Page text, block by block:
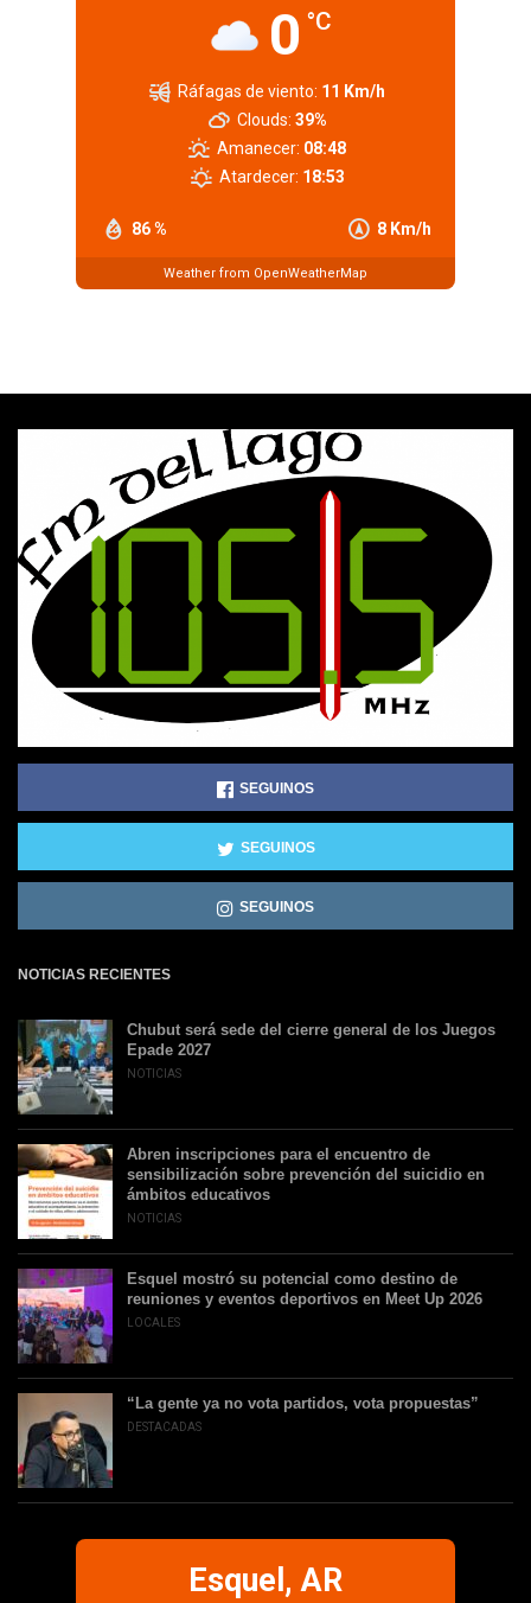
0 °C
86 % 8 Km/h
Ráfagas de viento: 11 Km/h
Clouds: 39%
Amanecer: 08:48
Atardecer: 18:53
Weather from OpenWeatherMap
SEGUINOS
SEGUINOS
SEGUINOS
NOTICIAS RECIENTES
Chubut será sede del cierre general de los Juegos
Epade 2027
NOTICIAS
Abren inscripciones para el encuentro de
sensibilización sobre prevención del suicidio en
ámbitos educativos
NOTICIAS
Esquel mostró su potencial como destino de
reuniones y eventos deportivos en Meet Up 2026
LOCALES
“La gente ya no vota partidos, vota propuestas”
DESTACADAS
Esquel, AR